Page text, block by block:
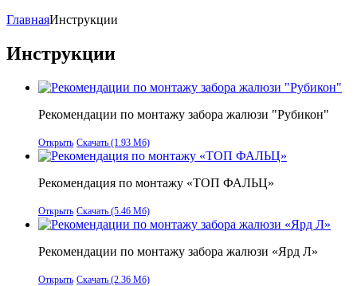
ГлавнаяИнструкции
Инструкции
Рекомендации по монтажу забора жалюзи "Рубикон"
Открыть Скачать (1.93 Мб)
Рекомендация по монтажу «ТОП ФАЛЬЦ»
Открыть Скачать (5.46 Мб)
Рекомендации по монтажу забора жалюзи «Ярд Л»
Открыть Скачать (2.36 Мб)